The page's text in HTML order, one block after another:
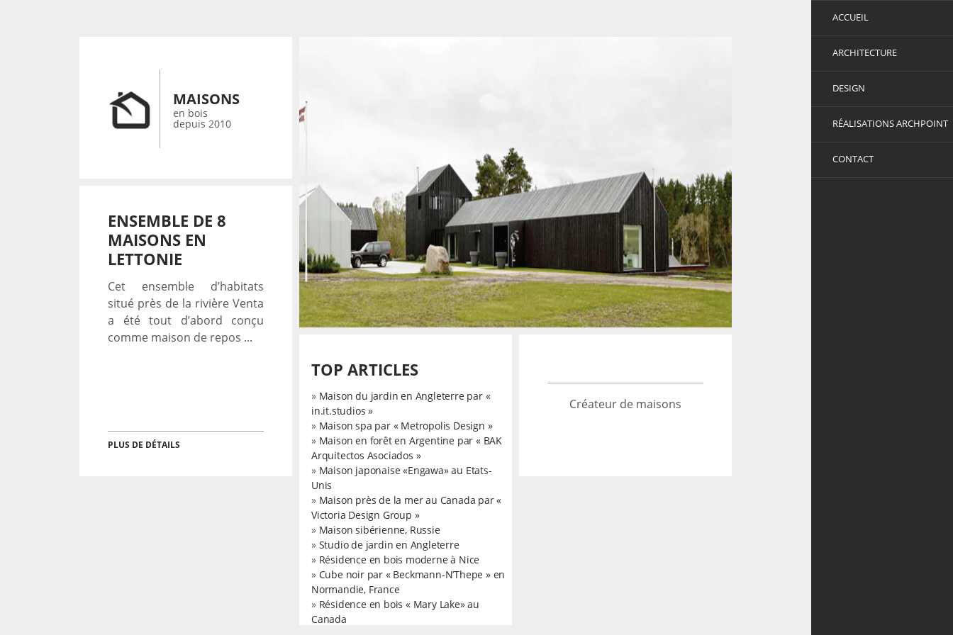
ACCUEIL
ARCHITECTURE
DESIGN
RÉALISATIONS ARCHPOINT
CONTACT
MAISONS
en bois
depuis 2010
ENSEMBLE DE 8
MAISONS EN
LETTONIE
Cet ensemble d’habitats
situé près de la rivière Venta
a été tout d’abord conçu
comme maison de repos ...
PLUS DE DÉTAILS
TOP ARTICLES
» Maison du jardin en Angleterre par «
in.it.studios »
» Maison spa par « Metropolis Design »
» Maison en forêt en Argentine par « BAK
Arquitectos Asociados »
» Maison japonaise «Engawa» au Etats-
Unis
» Maison près de la mer au Canada par «
Victoria Design Group »
» Maison sibérienne, Russie
» Studio de jardin en Angleterre
» Résidence en bois moderne à Nice
» Cube noir par « Beckmann-N’Thepe » en
Normandie, France
» Résidence en bois « Mary Lake» au
Canada
Créateur de maisons